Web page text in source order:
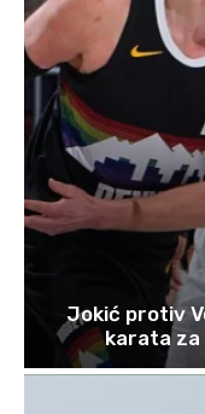
Jokić protiv
karata za